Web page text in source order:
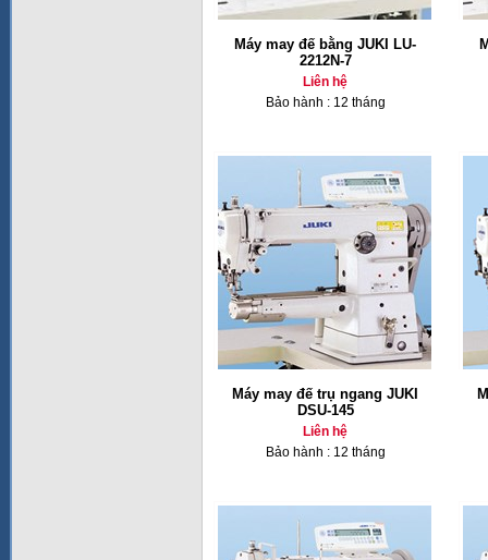
Máy may đế bằng JUKI LU-
2212N-7
Liên hệ
Bảo hành : 12 tháng
Máy may đế trụ ngang JUKI
DSU-145
Liên hệ
Bảo hành : 12 tháng